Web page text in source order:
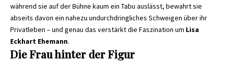
während sie auf der Bühne kaum ein Tabu auslässt, bewahrt sie
abseits davon ein nahezu undurchdringliches Schweigen über ihr
Privatleben – und genau das verstärkt die Faszination um Lisa
Eckhart Ehemann.
Die Frau hinter der Figur